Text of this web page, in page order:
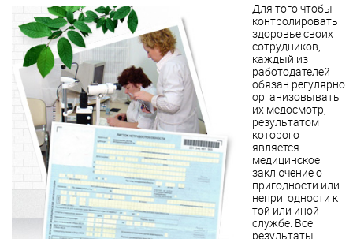
Для того чтобы
контролировать
здоровье своих
сотрудников,
каждый из
работодателей
обязан регулярно
организовывать
их медосмотр,
результатом
которого
является
медицинское
заключение о
пригодности или
непригодности к
той или иной
службе. Все
результаты